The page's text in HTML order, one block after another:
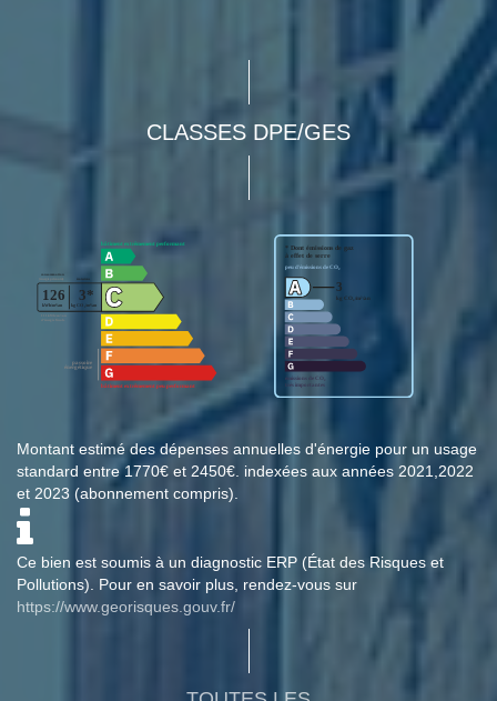
CLASSES DPE/GES
Montant estimé des dépenses annuelles d'énergie pour un usage
standard entre 1770€ et 2450€. indexées aux années 2021,2022
et 2023 (abonnement compris).
Ce bien est soumis à un diagnostic ERP (État des Risques et
Pollutions). Pour en savoir plus, rendez-vous sur
https://www.georisques.gouv.fr/